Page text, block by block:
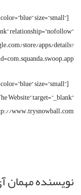
size=”small”
relationship=”nofollow”
store/apps/details?
size=”small”
Website” target=”_blank”
www.trysnowball.com/”]
نویسنده مهمان